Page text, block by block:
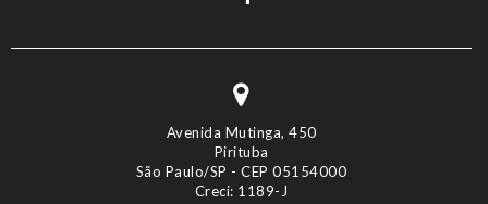
Avenida Mutinga, 450
Pirituba
São Paulo/SP - CEP 05154000
Creci: 1189-J